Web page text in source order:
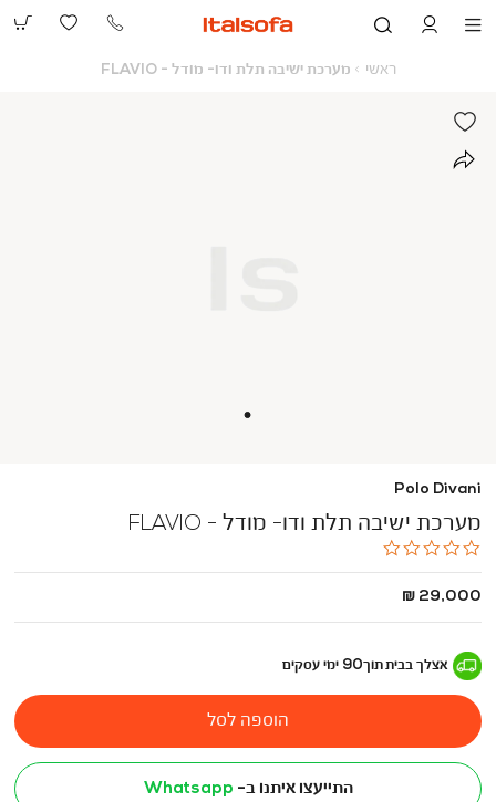
073-
ראשי ראשי
מערכת ישיבה תלת ודו- מודל - FLAVIO
Polo Divani
מערכת ישיבה תלת ודו- מודל - FLAVIO
החל
29,000 ₪
אצלך בביתתוך90 ימי עסקים
הוספה לסל
התייעצו איתנו ב- Whatsapp